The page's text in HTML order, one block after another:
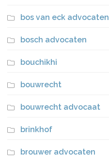
bos van eck advocaten
bosch advocaten
bouchikhi
bouwrecht
bouwrecht advocaat
brinkhof
brouwer advocaten